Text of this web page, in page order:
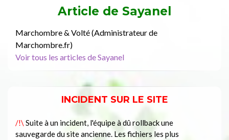
Article de Sayanel
Marchombre & Volté (Administrateur de
Marchombre.fr)
Voir tous les articles de Sayanel
INCIDENT SUR LE SITE
/!\ Suite à un incident, l'équipe à dû rollback une
sauvegarde du site ancienne. Les fichiers les plus